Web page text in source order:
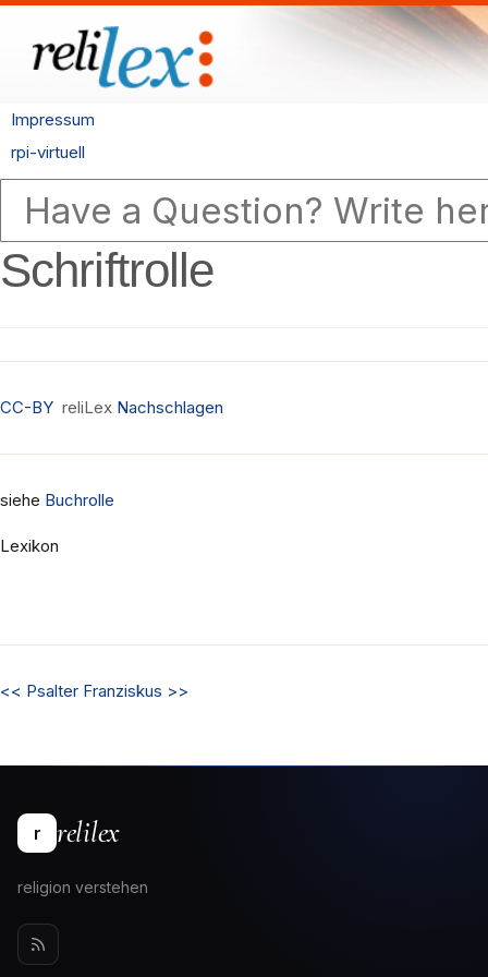
Impressum
rpi-virtuell
Schriftrolle
CC-BY reliLex Nachschlagen
siehe Buchrolle
Lexikon
<< Psalter Franziskus >>
r relilex
religion verstehen